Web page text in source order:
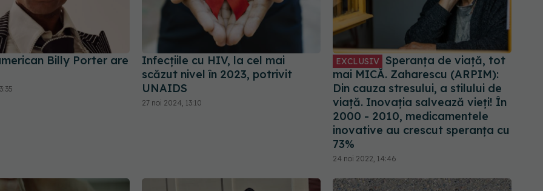
Billy Porter are
Infecţiile cu HIV, la cel mai
scăzut nivel în 2023, potrivit
UNAIDS
27 noi 2024, 13:10
EXCLUSIV Speranța de viață, tot
mai MICĂ. Zaharescu (ARPIM):
Din cauza stresului, a stilului de
viață. Inovația salvează vieți! În
2000 - 2010, medicamentele
inovative au crescut speranța cu
73%
24 noi 2022, 14:46